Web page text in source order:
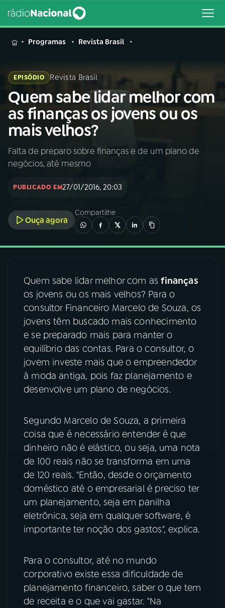
MENU
Buscar
na
Rádio
Nacional
Buscar
AO VIVO
INÍCIO
A RÁDIO
03PROGRAMAÇÃO
04PROGRAMAS
PODCASTS
06 VIDEOCASTS
FESTIVAL DE MÚSICA
ACOMPANHE A RÁDIO NACIONAL
YouTube Facebook
TikTok
Programas Revista Brasil
EPISÓDIO Revista Brasil
Quem sabe lidar melhor com
as finanças os jovens ou os
mais velhos?
Falta de preparo sobre finanças e de um plano de
negócios, até mesmo
PUBLICADO EM27/01/2016, 20:03
Ouça agora
Compartilhe
Quem sabe lidar melhor com asfinanças
os jovens ou os mais velhos? Para o
consultor Financeiro Marcelo de Souza, os
jovens têm buscado mais conhecimento
e se preparado mais para manter o
equilíbrio das contas. Para o consultor, o
jovem investe mais que o empreendedor
à moda antiga, pois faz planejamento e
desenvolve um plano de negócios.
Segundo Marcelo de Souza, a primeira
coisa que é necessário entender é que
dinheiro não é elástico, ou seja, uma nota
de 100 reais não se transforma em uma
de 120 reais. "Então, desde o orçamento
doméstico até o empresarial é preciso ter
um planejamento, seja em panilha
eletrônica, seja em qualquer software, é
importante ter noção dos gastos", explica.
Para o consultor, até no mundo
corporativo existe essa dificuldade de
planejamento financeiro, saber o que tem
de receita e o que vai gastar. "Na